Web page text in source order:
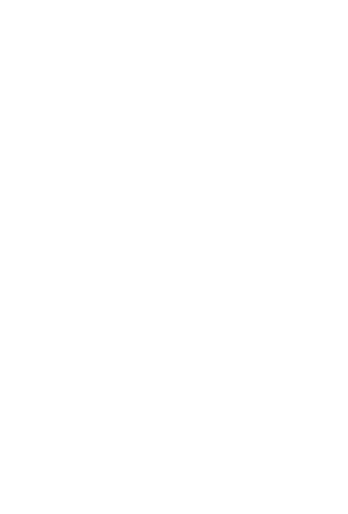
い。
ーズにご登録され
当社の共同利用者
ことをご了承くだ
ではありません。
製品に未対応品が
年1月12日よ
さない年数を意
に通知します。
は、取り引きをい
オムロン制御